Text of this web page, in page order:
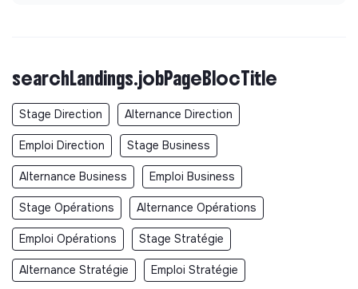
searchLandings.jobPageBlocTitle
Stage Direction Alternance Direction
Emploi Direction Stage Business
Alternance Business Emploi Business
Stage Opérations Alternance Opérations
Emploi Opérations Stage Stratégie
Alternance Stratégie Emploi Stratégie